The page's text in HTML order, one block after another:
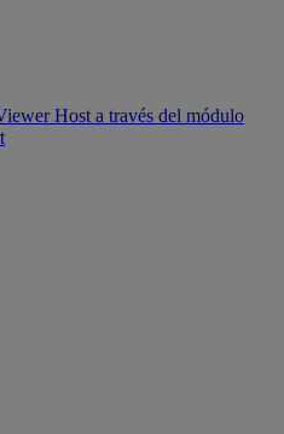
Host a través del módulo